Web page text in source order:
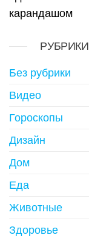
карандашом
РУБРИКИ
Без рубрики
Видео
Гороскопы
Дизайн
Дом
Еда
Животные
Здоровье